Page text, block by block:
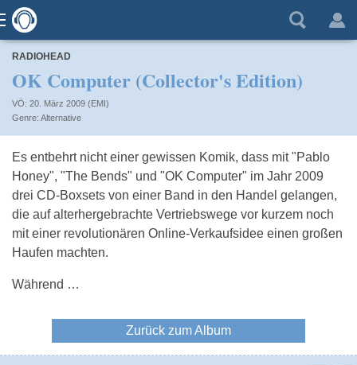
RADIOHEAD
OK Computer (Collector's Edition)
VÖ: 20. März 2009 (EMI)
Alternative
Es entbehrt nicht einer gewissen Komik, dass mit "Pablo
Honey", "The Bends" und "OK Computer" im Jahr 2009
drei CD-Boxsets von einer Band in den Handel gelangen,
die auf alterhergebrachte Vertriebswege vor kurzem noch
mit einer revolutionären Online-Verkaufsidee einen großen
Haufen machten.
Während …
Zurück zum Album